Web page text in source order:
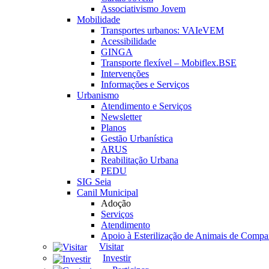
Associativismo Jovem
Mobilidade
Transportes urbanos: VAIeVEM
Acessibilidade
GINGA
Transporte flexível – Mobiflex.BSE
Intervenções
Informações e Serviços
Urbanismo
Atendimento e Serviços
Newsletter
Planos
Gestão Urbanística
ARUS
Reabilitação Urbana
PEDU
SIG Seia
Canil Municipal
Adoção
Serviços
Atendimento
Apoio à Esterilização de Animais de
Visitar
Investir